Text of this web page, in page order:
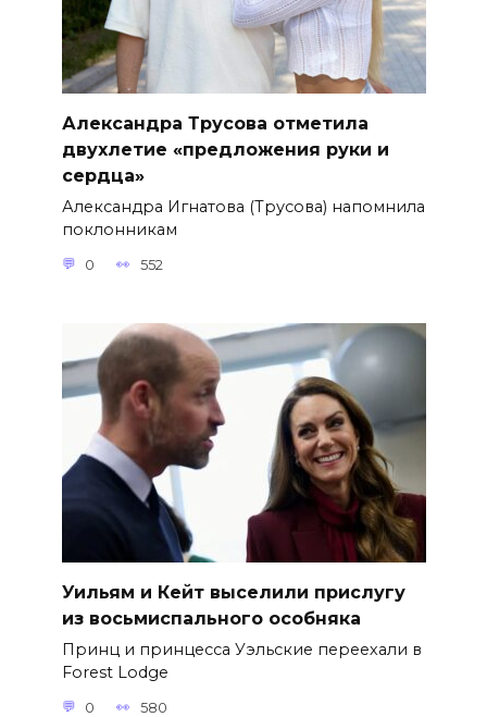
Александра Трусова отметила
двухлетие «предложения руки и
сердца»
Александра Игнатова (Трусова) напомнила
поклонникам
0 552
Уильям и Кейт выселили прислугу
из восьмиспального особняка
Принц и принцесса Уэльские переехали в
Forest Lodge
0 580